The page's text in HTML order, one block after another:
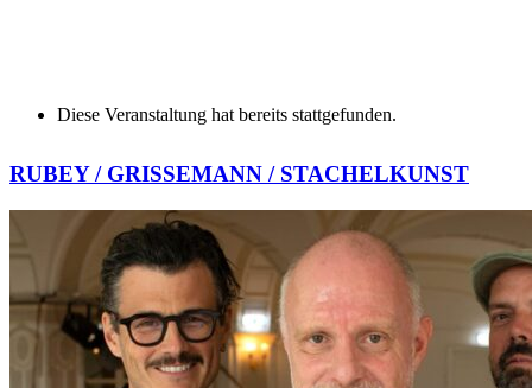
Diese Veranstaltung hat bereits stattgefunden.
RUBEY / GRISSEMANN / STACHELKUNST